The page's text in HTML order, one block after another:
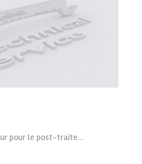
Albyco, le fournisseur pour le post-traitement des médias imprimés !